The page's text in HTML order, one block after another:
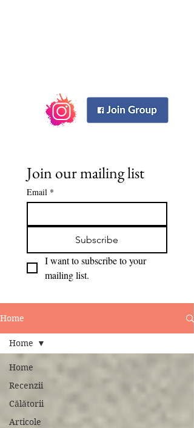
Join our mailing list
Email *
Subscribe
I want to subscribe to your
mailing list.
Home
Home
Recenzii
Călătorii
Articole
Home